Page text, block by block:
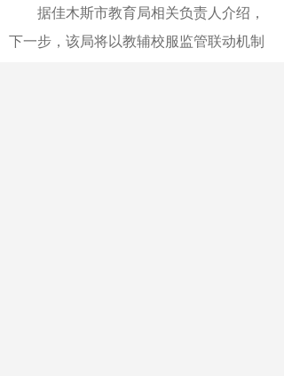
据佳木斯市教育局相关负责人介绍，
下一步，该局将以教辅校服监管联动机制